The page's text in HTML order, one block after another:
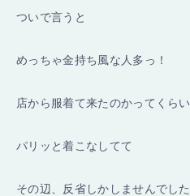
ついで言うと
めっちゃ金持ち風な人多っ！
店から服着て来たのかってくらい
パリッと着こなしてて
その辺、反省しかしませんでした